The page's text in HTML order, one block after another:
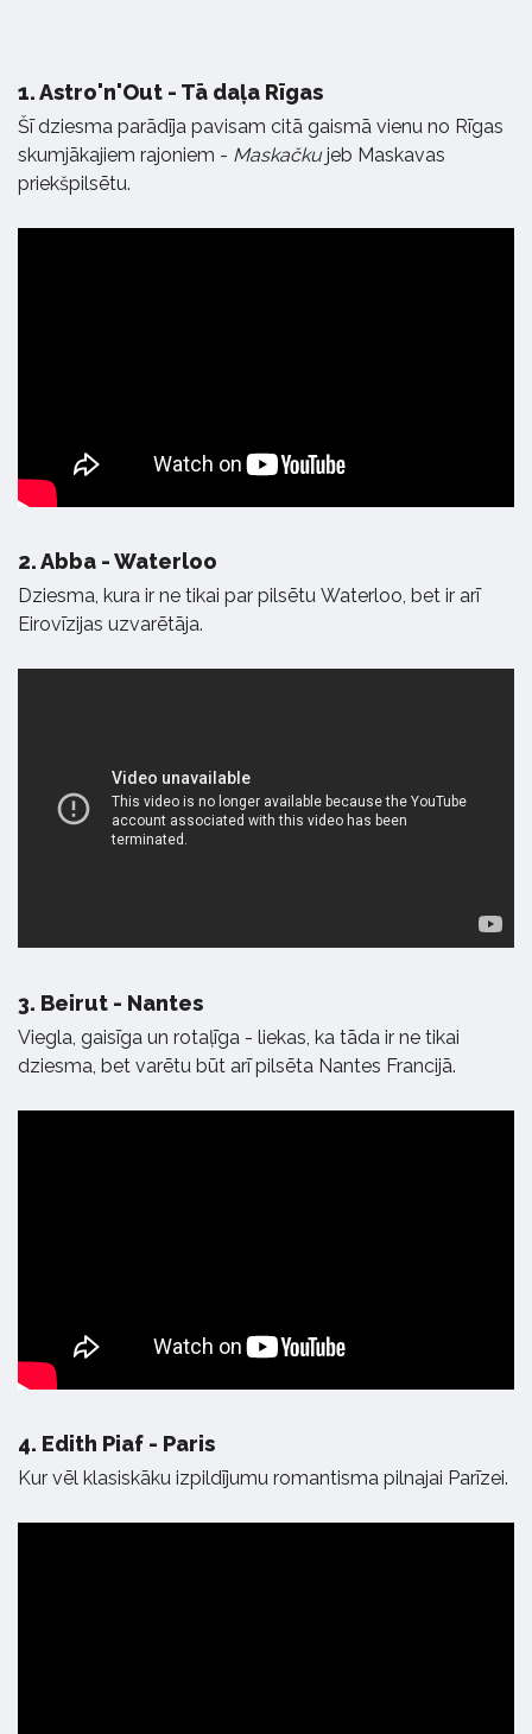
1.Astro'n'Out - Tā daļa Rīgas
Šī dziesma parādīja pavisam citā gaismā vienu no Rīgas
skumjākajiem rajoniem - Maskačkujeb Maskavas
priekšpilsētu.
2.Abba - Waterloo
Dziesma, kura ir ne tikai par pilsētu Waterloo, bet ir arī
Eirovīzijas uzvarētāja.
3. Beirut - Nantes
Viegla, gaisīga un rotaļīga - liekas, ka tāda ir ne tikai
dziesma, bet varētu būt arī pilsēta Nantes Francijā.
4. Edith Piaf - Paris
Kur vēl klasiskāku izpildījumu romantisma pilnajai Parīzei.